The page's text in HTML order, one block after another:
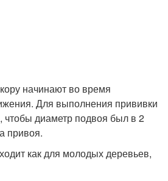
начинают во время
Для выполнения прививки
чтобы диаметр подвоя был в 2
привоя.
как для молодых деревьев,